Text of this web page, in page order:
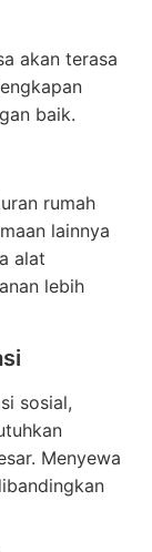
akan terasa
baik.
rumah
lainnya
alat
lebih
sosial,
Menyewa